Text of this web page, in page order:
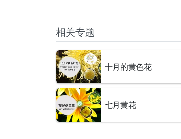
相关专题
十月的黄色花
七月黄花